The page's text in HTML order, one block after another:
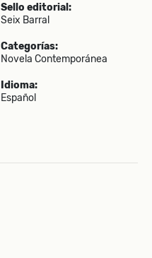
Sello editorial:
Seix Barral
Categorías:
Novela Contemporánea
Idioma:
Español